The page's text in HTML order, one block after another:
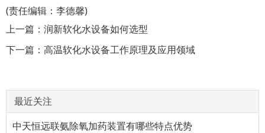
(责任编辑：李德馨)
上一篇： 润新软化水设备如何选型
下一篇： 高温软化水设备工作原理及应用领域
最近关注
中天恒远联氨除氧加药装置有哪些特点优势